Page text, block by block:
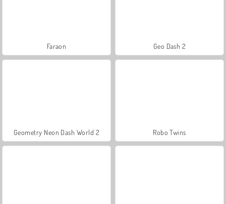
Faraon Geo Dash 2
Geometry Neon Dash World 2 Robo Twins